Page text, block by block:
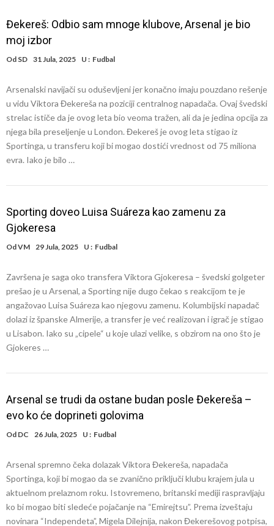
Đekereš: Odbio sam mnoge klubove, Arsenal je bio
moj izbor
Od SD 31 Jula, 2025 U : Fudbal
Arsenalski navijači su oduševljeni jer konačno imaju pouzdano rešenje
u vidu Viktora Đekereša na poziciji centralnog napadača. Ovaj švedski
strelac ističe da je ovog leta bio veoma tražen, ali da je jedina opcija za
njega bila preseljenje u London. Đekereš je ovog leta stigao iz
Sportinga, u transferu koji bi mogao dostići vrednost od 75 miliona
evra. Iako je bilo …
Sporting doveo Luisa Suáreza kao zamenu za
Gjokeresa
OdVM 29 Jula, 2025 U : Fudbal
Završena je saga oko transfera Viktora Gjokeresa – švedski golgeter
prešao je u Arsenal, a Sporting nije dugo čekao s reakcijom te je
angažovao Luisa Suáreza kao njegovu zamenu. Kolumbijski napadač
dolazi iz španske Almerije, a transfer je već realizovan i igrač je stigao
u Lisabon. Iako su „cipele“ u koje ulazi velike, s obzirom na ono što je
Gjokeres …
Arsenal se trudi da ostane budan posle Đekereša –
evo ko će doprineti golovima
Od DC 26 Jula, 2025 U : Fudbal
Arsenal spremno čeka dolazak Viktora Đekereša, napadača
Sportinga, koji bi mogao da se zvanično priključi klubu krajem jula u
aktuelnom prelaznom roku. Istovremeno, britanski mediji raspravljaju
ko bi mogao biti sledeće pojačanje na “Emirejtsu”. Prema izveštaju
novinara “Independeta”, Migela Dilejnija, nakon Đekerešovog potpisa,